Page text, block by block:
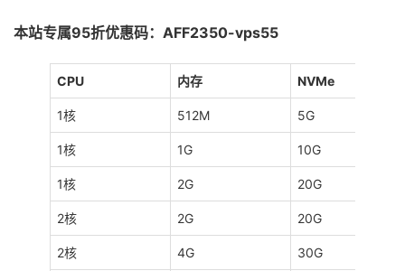
本站专属95折优惠码：AFF2350-vps55
CPU 内存 NVMe
1核 512M 5G
1核 1G 10G
1核 2G 20G
2核 2G 20G
2核 4G 30G